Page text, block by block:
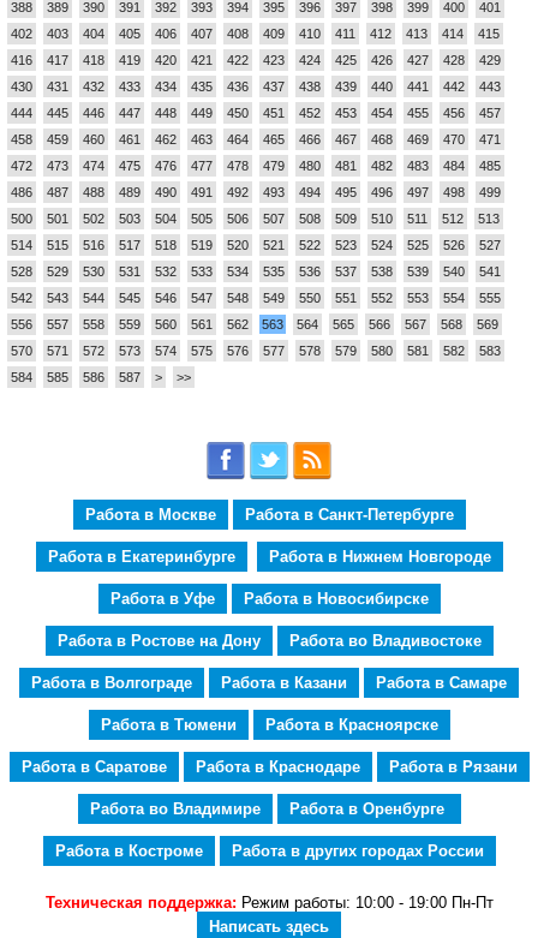
388
389 390 391 392 393 394 395 396 397 398 399 400
401
402
403 404 405 406 407 408 409 410 411 412 413 414
415
416
417 418 419 420 421 422 423 424 425 426 427 428
429
430
431 432 433 434 435 436 437 438 439 440 441 442
443
444
445 446 447 448 449 450 451 452 453 454 455 456
457
458
459 460 461 462 463 464 465 466 467 468 469 470
471
472
473 474 475 476 477 478 479 480 481 482 483 484
485
486
487 488 489 490 491 492 493 494 495 496 497 498
499
500
501 502 503 504 505 506 507 508 509 510 511 512
513
514
515 516 517 518 519 520 521 522 523 524 525 526
527
528
529 530 531 532 533 534 535 536 537 538 539 540
541
542
543 544 545 546 547 548 549 550 551 552 553 554
555
556
557 558 559 560 561 562 563 564 565 566 567 568
569
570
571 572 573 574 575 576 577 578 579 580 581 582
583
584
585 586 587 > >>
Работа в Москве Работа в Санкт-Петербурге
Работа в Екатеринбурге Работа в Нижнем Новгороде
Работа в Уфе Работа в Новосибирске
Работа в Ростове на Дону Работа во Владивостоке
Работа в Волгограде Работа в Казани Работа в Самаре
Работа в Тюмени Работа в Красноярске
Работа в Саратове Работа в Краснодаре Работа в Рязани
Работа во Владимире Работа в Оренбурге
Работа в Костроме Работа в других городах России
Техническая поддержка: Режим работы: 10:00 - 19:00 Пн-Пт
Написать здесь